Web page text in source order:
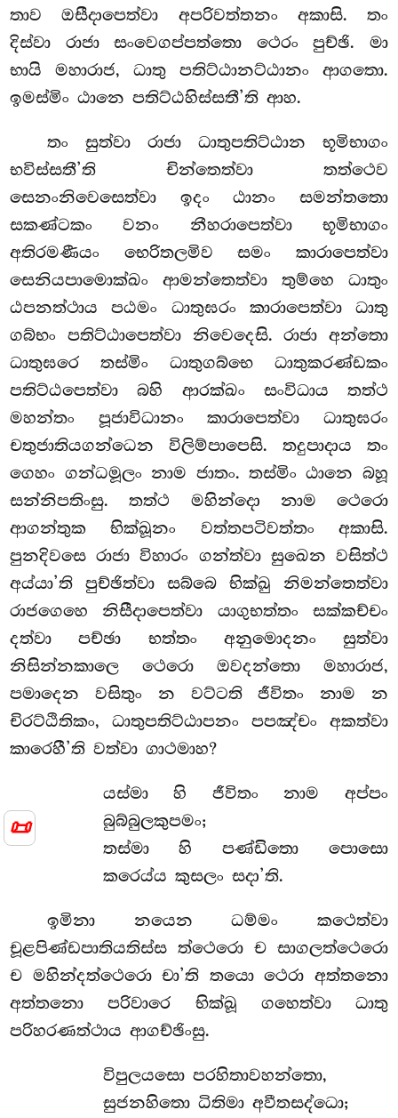
📜
තාව ඔසීදාපෙත්වා අපරිවත්තනං අකාසි. තං
දිස්වා රාජා සංවෙගප්පත්තො ථෙරං පුච්ඡි. මා
භායි මහාරාජ, ධාතු පතිට්ඨානට්ඨානං ආගතො.
ඉමස්මිං ඨානෙ පතිට්ඨහිස්සතී’ති ආහ.
තං සුත්වා රාජා ධාතුපතිට්ඨාන භූමිභාගං
භවිස්සතී’ති චින්තෙත්වා තත්ථෙව
සෙනංනිවෙසෙත්වා ඉදං ඨානං සමන්තතො
සකණ්ටකං වනං නීහරාපෙත්වා භූමිභාගං
අතිරමණීයං භෙරිතලමිව සමං කාරාපෙත්වා
සෙනියපාමොක්ඛං ආමන්තෙත්වා තුම්හෙ ධාතුං
ඨපනත්ථාය පඨමං ධාතුඝරං කාරාපෙත්වා ධාතු
ගබ්භං පතිට්ඨාපෙත්වා නිවෙදෙසි. රාජා අන්තො
ධාතුඝරෙ තස්මිං ධාතුගබ්භෙ ධාතුකරණ්ඩකං
පතිට්ඨපෙත්වා බහි ආරක්ඛං සංවිධාය තත්ථ
මහන්තං පූජාවිධානං කාරාපෙත්වා ධාතුඝරං
චතුජාතියගන්ධෙන විලිම්පාපෙසි. තදුපාදාය තං
ගෙහං ගන්ධමූලං නාම ජාතං. තස්මිං ඨානෙ බහූ
සන්නිපතිංසු. තත්ථ මහින්දො නාම ථෙරො
ආගන්තුක භික්ඛූනං වත්තපටිවත්තං අකාසි.
පුනදිවසෙ රාජා විහාරං ගන්ත්වා සුඛෙන වසිත්ථ
අය්යා’ති පුච්ඡිත්වා සබ්බෙ භික්ඛු නිමන්තෙත්වා
රාජගෙහෙ නිසීදාපෙත්වා යාගුභත්තං සක්කච්චං
දත්වා පච්ඡා භත්තං අනුමොදනං සුත්වා
නිසින්නකාලෙ ථෙරො ඔවදන්තො මහාරාජ,
පමාදෙන වසිතුං න වට්ටති ජීවිතං නාම න
චිරට්ඨිතිකං, ධාතුපතිට්ඨාපනං පපඤ්චං අකත්වා
කාරෙහී’ති වත්වා ගාථමාහ?
යස්මා හි ජීවිතං නාම අප්පං
බුබ්බුලකුපමං;
තස්මා හි පණ්ඩිතො පොසො
කරෙය්ය කුසලං සදා’ති.
ඉමිනා නයෙන ධම්මං කථෙත්වා
චූළපිණ්ඩපාතියතිස්ස ත්ථෙරො ච සාගලත්ථෙරො
ච මහින්දත්ථෙරො චා’ති තයො ථෙරා අත්තනො
අත්තනො පරිවාරෙ භික්ඛූ ගහෙත්වා ධාතු
පරිහරණත්ථාය ආගච්ඡිංසු.
විපුලයසො පරහිතාවහන්තො,
සුජනහිතො ධිතිමා අවීතසද්ධො;